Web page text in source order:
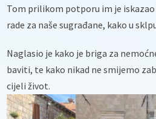
Tom prilikom potporu im je iskazao
rade za naše sugrađane, kako u
Naglasio je kako je briga za
baviti, te kako nikad ne smijemo
cijeli život.